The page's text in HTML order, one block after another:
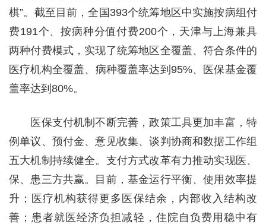
棋”。截至目前，全国393个统筹地区中实施按病组付
费191个、按病种分值付费200个，天津与上海兼具
两种付费模式，实现了统筹地区全覆盖、符合条件的
医疗机构全覆盖、病种覆盖率达到95%、医保基金覆
盖率达到80%。
医保支付机制不断完善，政策工具更加丰富，特
例单议、预付金、意见收集、谈判协商和数据工作组
五大机制持续健全。支付方式改革有力推动实现医、
保、患三方共赢。目前，基金运行平衡、使用效率提
升；医疗机构获得更多医保结余，内部收入结构改
善；患者就医经济负担减轻，住院自负费用稳中有